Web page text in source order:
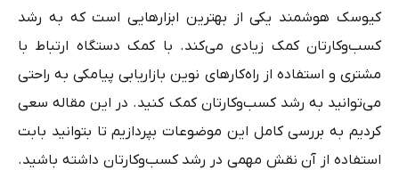
کیوسک هوشمند یکی از بهترین ابزارهایی است که به رشد
کسب‌وکارتان کمک زیادی می‌کند. با کمک دستگاه ارتباط با
مشتری و استفاده از راه‌کارهای نوین بازاریابی پیامکی به راحتی
می‌توانید به رشد کسب‌وکارتان کمک کنید. در این مقاله سعی
کردیم به بررسی کامل این موضوعات بپردازیم تا بتوانید بابت
استفاده از آن نقش مهمی در رشد کسب‌وکارتان داشته باشید.